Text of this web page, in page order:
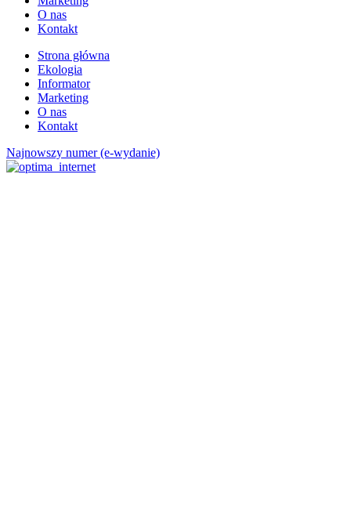
O nas
Kontakt
Strona główna
Ekologia
Informator
Marketing
O nas
Kontakt
Najnowszy numer (e-wydanie)